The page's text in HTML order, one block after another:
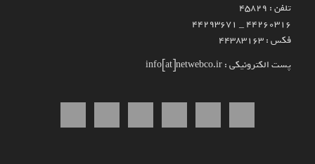
تلفن : 45829
۴۴۲۶۰۳۱۶ _ 44293671
فکس : 44383163
پست الکترونیکی : info[at]netwebco.ir